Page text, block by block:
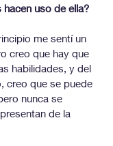
hacen uso de ella?
me sentí un
creo que hay que
habilidades, y del
creo que se puede
nunca se
de la